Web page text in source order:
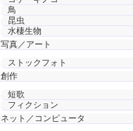
鳥
昆虫
水棲生物
写真／アート
ストックフォト
創作
短歌
フィクション
ネット／コンピュータ